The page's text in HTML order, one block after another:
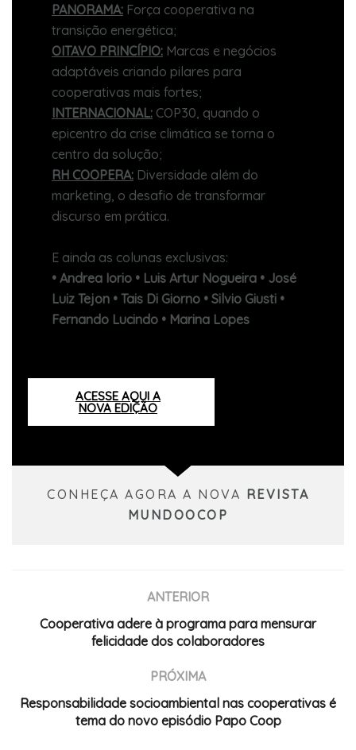
PANORAMA: Força cooperativa na
transição energética;
OITAVO PRINCÍPIO: Marcas e negócios
adaptáveis criando pilares para
cooperativas mais fortes;
INTERNACIONAL: COP30, quando o
epicentro da crise climática se torna o
centro da solução;
RH COOPERA: Diversidade além do
marketing, o desafio de transformar
discurso em prática.
E ainda as colunas exclusivas:
• Andrea Iorio • Luis Artur Nogueira • José
Luiz Tejon • Tais Di Giorno • Silvio Giusti •
Fernando Lucindo • Marina Lopes
ACESSE AQUI A
NOVA EDIÇÃO
CONHEÇA AGORA A NOVA REVISTA
MUNDOOCOP
ANTERIOR
Cooperativa adere à programa para mensurar
felicidade dos colaboradores
PRÓXIMA
Responsabilidade socioambiental nas cooperativas é
tema do novo episódio Papo Coop